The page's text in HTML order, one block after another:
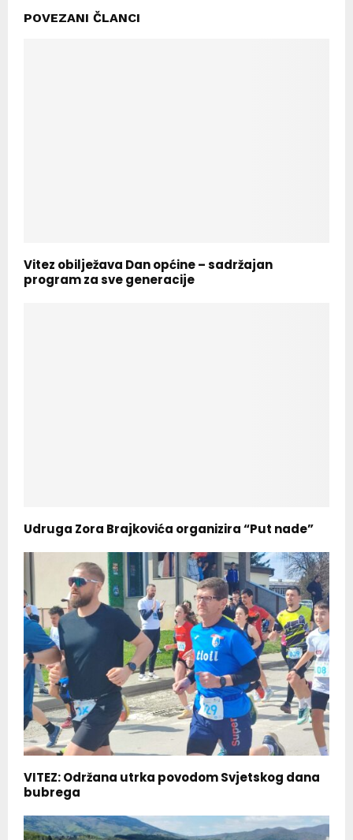
POVEZANI ČLANCI
Vitez obilježava Dan općine – sadržajan
program za sve generacije
Udruga Zora Brajkovića organizira “Put nade”
VITEZ: Održana utrka povodom Svjetskog dana
bubrega